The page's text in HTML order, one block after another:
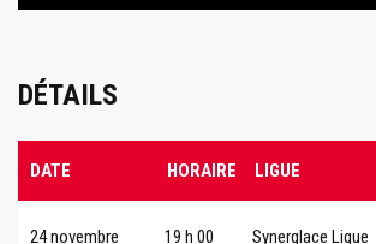
DÉTAILS
DATE HORAIRE LIGUE
24 novembre
19 h 00
Synerglace Ligue